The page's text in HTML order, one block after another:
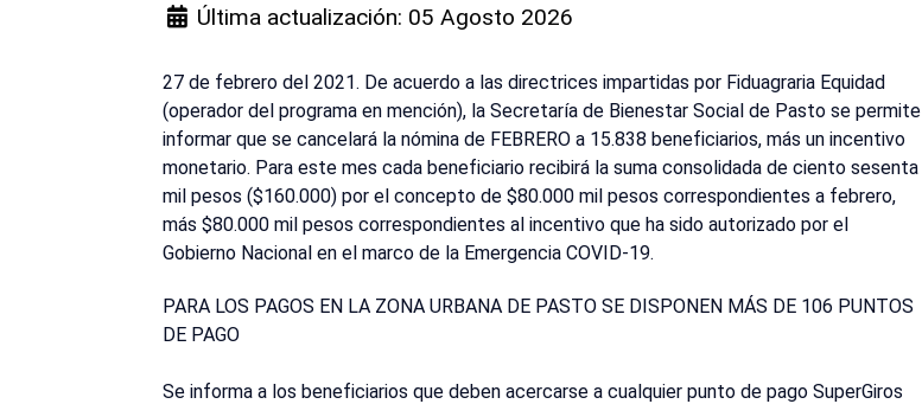
Última actualización: 05 Agosto 2026
27 de febrero del 2021. De acuerdo a las directrices impartidas por Fiduagraria Equidad
(operador del programa en mención), la Secretaría de Bienestar Social de Pasto se permite
informar que se cancelará la nómina de FEBRERO a 15.838 beneficiarios, más un incentivo
monetario. Para este mes cada beneficiario recibirá la suma consolidada de ciento sesenta
mil pesos ($160.000) por el concepto de $80.000 mil pesos correspondientes a febrero,
más $80.000 mil pesos correspondientes al incentivo que ha sido autorizado por el
Gobierno Nacional en el marco de la Emergencia COVID-19.
PARA LOS PAGOS EN LA ZONA URBANA DE PASTO SE DISPONEN MÁS DE 106 PUNTOS
DE PAGO
Se informa a los beneficiarios que deben acercarse a cualquier punto de pago SuperGiros